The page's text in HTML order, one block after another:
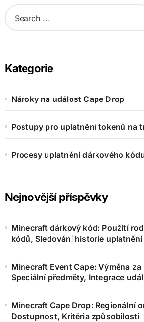
S
e
h
f
r
Kategorie
Nároky na událost Cape Drop
Postupy pro uplatnění tokenů na
Procesy uplatnění dárkového kódu
Nejnovější příspěvky
Minecraft dárkový kód: Použití
kódů, Sledování historie uplatnění
Minecraft Event Cape: Výměna za
Speciální předměty, Integrace
Minecraft Cape Drop: Regionální
Dostupnost, Kritéria způsobilosti